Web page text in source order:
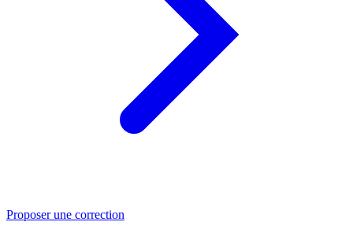
Proposer une correction